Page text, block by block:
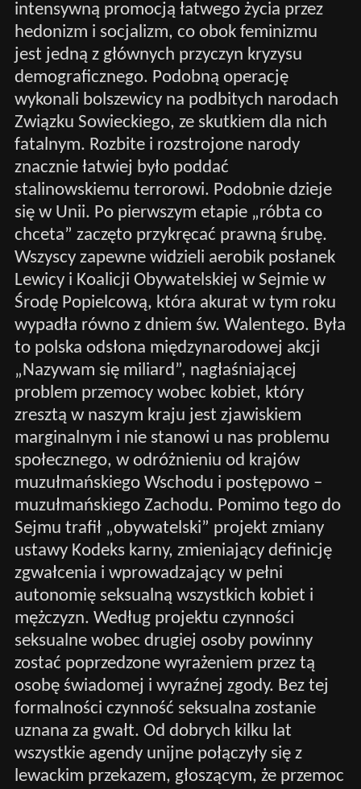
intensywną promocją łatwego życia przez
hedonizm i socjalizm, co obok feminizmu
jest jedną z głównych przyczyn kryzysu
demograficznego. Podobną operację
wykonali bolszewicy na podbitych narodach
Związku Sowieckiego, ze skutkiem dla nich
fatalnym. Rozbite i rozstrojone narody
znacznie łatwiej było poddać
stalinowskiemu terrorowi. Podobnie dzieje
się w Unii. Po pierwszym etapie „róbta co
chceta” zaczęto przykręcać prawną śrubę.
Wszyscy zapewne widzieli aerobik posłanek
Lewicy i Koalicji Obywatelskiej w Sejmie w
Środę Popielcową, która akurat w tym roku
wypadła równo z dniem św. Walentego. Była
to polska odsłona międzynarodowej akcji
„Nazywam się miliard”, nagłaśniającej
problem przemocy wobec kobiet, który
zresztą w naszym kraju jest zjawiskiem
marginalnym i nie stanowi u nas problemu
społecznego, w odróżnieniu od krajów
muzułmańskiego Wschodu i postępowo –
muzułmańskiego Zachodu. Pomimo tego do
Sejmu trafił „obywatelski” projekt zmiany
ustawy Kodeks karny, zmieniający definicję
zgwałcenia i wprowadzający w pełni
autonomię seksualną wszystkich kobiet i
mężczyzn. Według projektu czynności
seksualne wobec drugiej osoby powinny
zostać poprzedzone wyrażeniem przez tą
osobę świadomej i wyraźnej zgody. Bez tej
formalności czynność seksualna zostanie
uznana za gwałt. Od dobrych kilku lat
wszystkie agendy unijne połączyły się z
lewackim przekazem, głoszącym, że przemoc